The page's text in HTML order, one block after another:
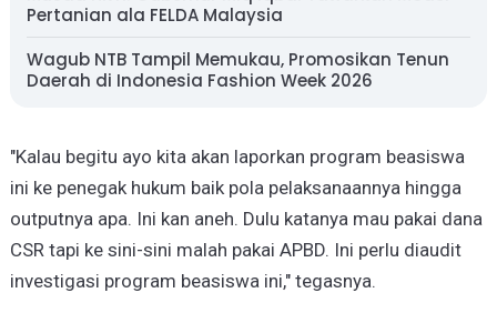
Pertanian ala FELDA Malaysia
Wagub NTB Tampil Memukau, Promosikan Tenun
Daerah di Indonesia Fashion Week 2026
"Kalau begitu ayo kita akan laporkan program beasiswa
ini ke penegak hukum baik pola pelaksanaannya hingga
outputnya apa. Ini kan aneh. Dulu katanya mau pakai dana
CSR tapi ke sini-sini malah pakai APBD. Ini perlu diaudit
investigasi program beasiswa ini," tegasnya.